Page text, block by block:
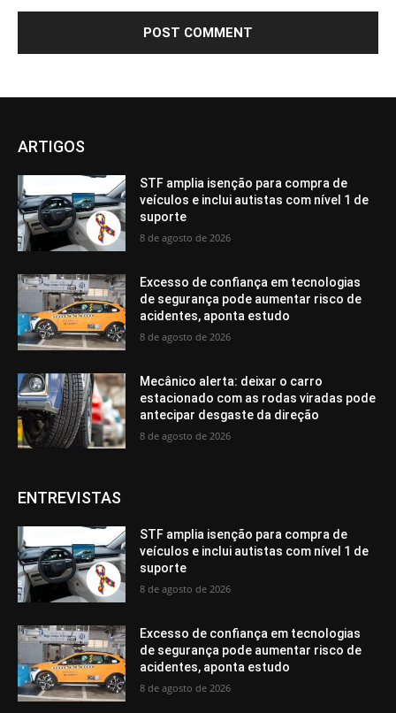
ARTIGOS
STF amplia isenção para compra de
veículos e inclui autistas com nível 1 de
suporte
8 de agosto de 2026
Excesso de confiança em tecnologias
de segurança pode aumentar risco de
acidentes, aponta estudo
8 de agosto de 2026
Mecânico alerta: deixar o carro
estacionado com as rodas viradas pode
antecipar desgaste da direção
8 de agosto de 2026
ENTREVISTAS
STF amplia isenção para compra de
veículos e inclui autistas com nível 1 de
suporte
8 de agosto de 2026
Excesso de confiança em tecnologias
de segurança pode aumentar risco de
acidentes, aponta estudo
8 de agosto de 2026